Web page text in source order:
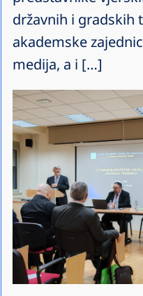
državnih i gradskih
akademske
medija, a i […]